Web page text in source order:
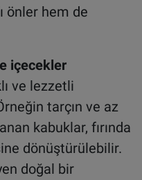
önler hem de
içecekler
ve lezzetli
tarçın ve az
kabuklar, fırında
dönüştürülebilir.
doğal bir